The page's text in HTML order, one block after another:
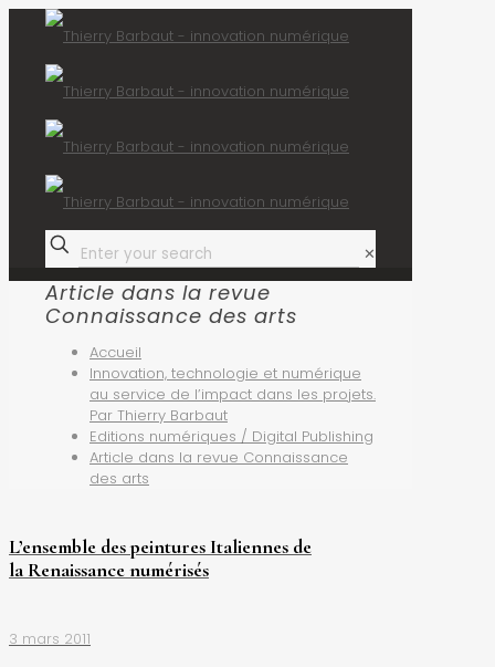
✕
Article dans la revue
Connaissance des arts
Accueil
Innovation, technologie et numérique
au service de l’impact dans les projets.
Par Thierry Barbaut
Editions numériques / Digital Publishing
Article dans la revue Connaissance
des arts
L’ensemble des peintures Italiennes de
la Renaissance numérisés
3 mars 2011